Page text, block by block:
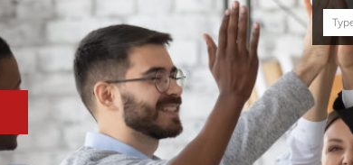
this
site